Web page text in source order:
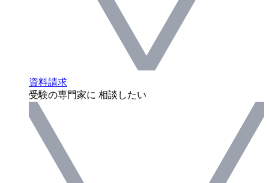
資料請求
受験の専門家に 相談したい